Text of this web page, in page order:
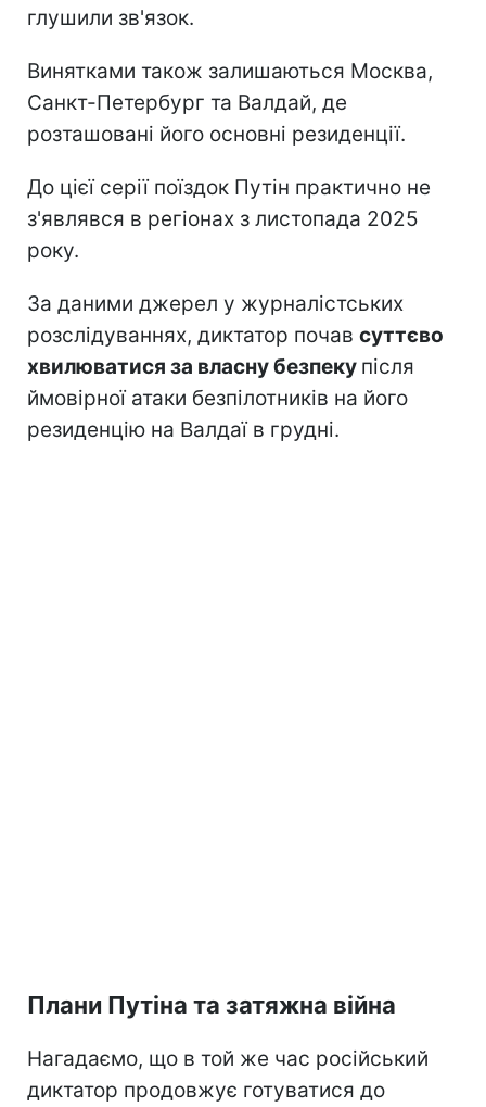
глушили зв'язок.
Винятками також залишаються Москва,
Санкт-Петербург та Валдай, де
розташовані його основні резиденції.
До цієї серії поїздок Путін практично не
з'являвся в регіонах з листопада 2025
року.
За даними джерел у журналістських
розслідуваннях, диктатор почав суттєво
хвилюватися за власну безпеку після
ймовірної атаки безпілотників на його
резиденцію на Валдаї в грудні.
Плани Путіна та затяжна війна
Нагадаємо, що в той же час російський
диктатор продовжує готуватися до